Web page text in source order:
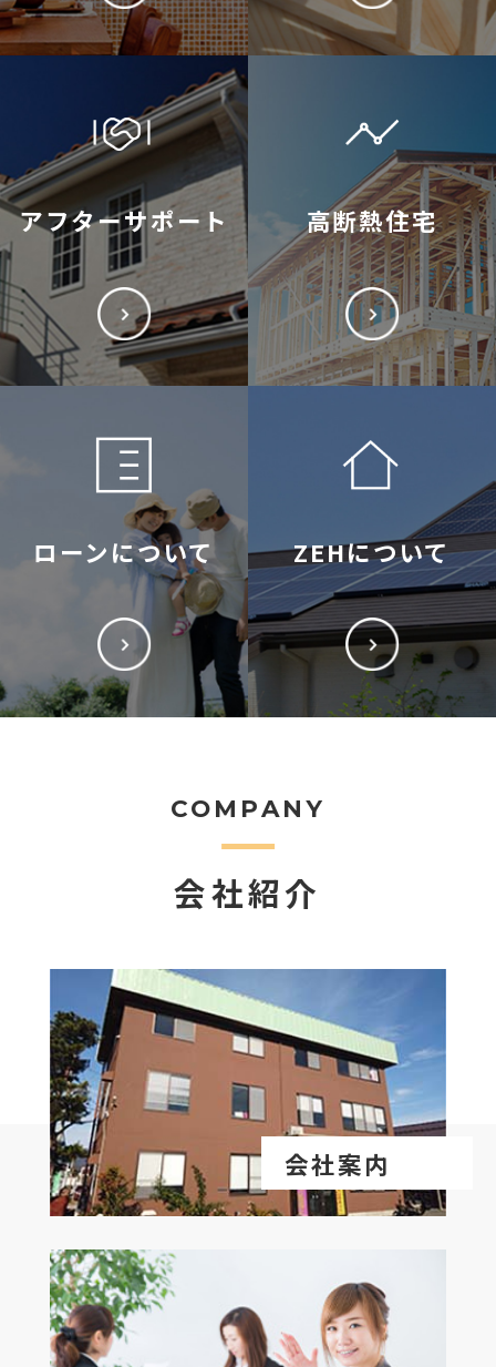
アフターサポート 高断熱住宅
ローンについて ZEHについて
COMPANY
会社紹介
会社案内